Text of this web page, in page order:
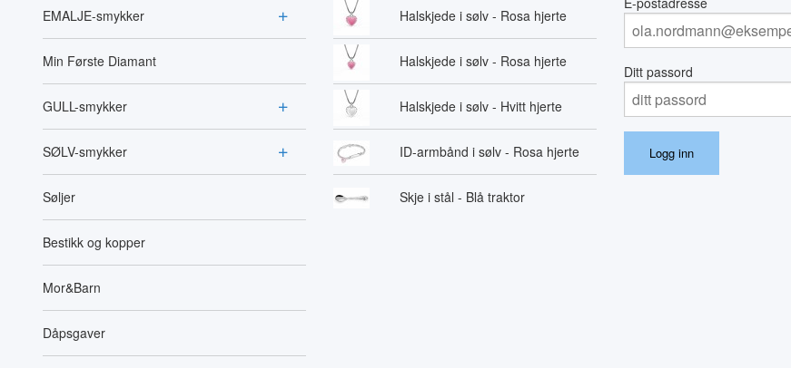
EMALJE-smykker
Min Første Diamant
GULL-smykker
SØLV-smykker
Søljer
Bestikk og kopper
Mor&Barn
Dåpsgaver
Halskjede i sølv - Rosa hjerte
Halskjede i sølv - Rosa hjerte
Halskjede i sølv - Hvitt hjerte
ID-armbånd i sølv - Rosa hjerte
Skje i stål - Blå traktor
Ditt passord